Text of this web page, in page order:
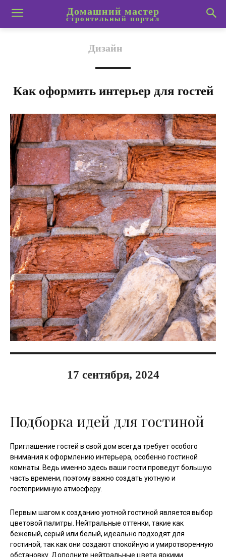
Домашний мастер
строительный портал
Дизайн
Как оформить интерьер для гостей
17 сентября, 2024
Подборка идей для гостиной
Приглашение гостей в свой дом всегда требует особого
внимания к оформлению интерьера, особенно гостиной
комнаты. Ведь именно здесь ваши гости проведут большую
часть времени, поэтому важно создать уютную и
гостеприимную атмосферу.
Первым шагом к созданию уютной гостиной является выбор
цветовой палитры. Нейтральные оттенки, такие как
бежевый, серый или белый, идеально подходят для
гостиной, так как они создают спокойную и умиротворенную
обстановку. Дополните нейтральные цвета яркими